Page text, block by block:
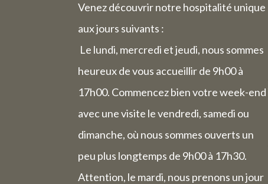
Venez découvrir notre hospitalité unique
aux jours suivants :
Le lundi, mercredi et jeudi, nous sommes
heureux de vous accueillir de 9h00 à
17h00. Commencez bien votre week-end
avec une visite le vendredi, samedi ou
dimanche, où nous sommes ouverts un
peu plus longtemps de 9h00 à 17h30.
Attention, le mardi, nous prenons un jour